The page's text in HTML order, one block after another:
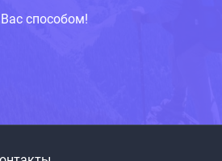
способом!